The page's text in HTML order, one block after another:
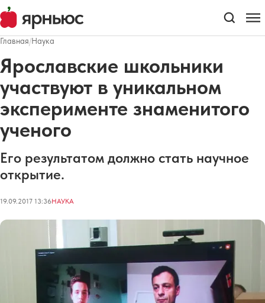
Главная/Наука
Ярославские школьники
участвуют в уникальном
эксперименте знаменитого
ученого
Его результатом должно стать научное
открытие.
19.09.2017 13:36НАУКА